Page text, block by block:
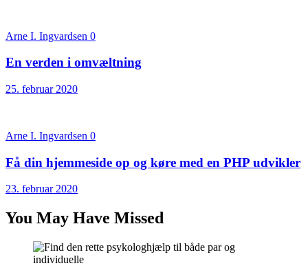
Arne I. Ingvardsen 0
En verden i omvæltning
25. februar 2020
Arne I. Ingvardsen 0
Få din hjemmeside op og køre med en PHP udvikler
23. februar 2020
You May Have Missed